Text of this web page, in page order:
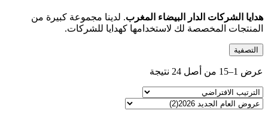
هدايا الشركات الدار البيضاء المغرب. لدينا مجموعة كبيرة من
المنتجات المخصصة لك لاستخدامها كهدايا للشركات.
التصفية
عرض 1–15 من أصل 24 نتيجة